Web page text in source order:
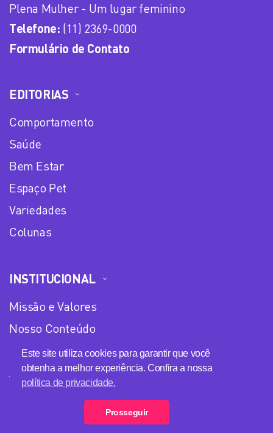
Este site utiliza cookies para garantir que você
obtenha a melhor experiência. Confira a nossa
política de privacidade.
Prosseguir
Plena Mulher - Um lugar feminino
Telefone: (11) 2369-0000
Formulário de Contato
EDITORIAS
Comportamento
Saúde
Bem Estar
Espaço Pet
Variedades
Colunas
INSTITUCIONAL
Missão e Valores
Nosso Conteúdo
Equipe
Anuncie no Plena Mulher
Loja Plena Mulher